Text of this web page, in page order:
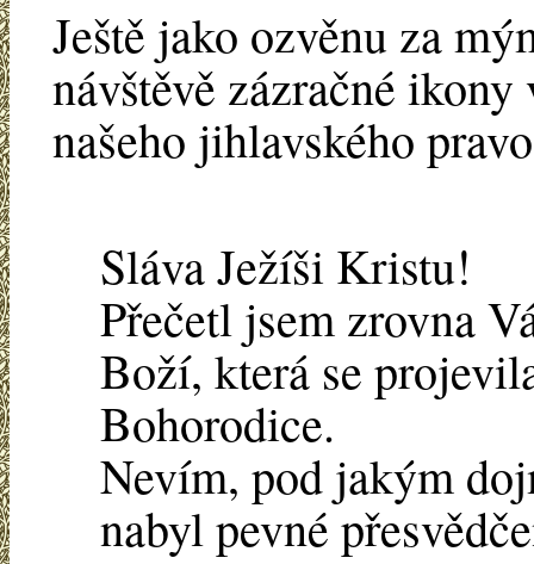
Ještě jako ozvěnu za
návštěvě zázračné
našeho jihlavského
Sláva Ježíši Kristu!
Přečetl jsem zrovna
Boží, která se
Bohorodice.
Nevím, pod jakým
nabyl pevné